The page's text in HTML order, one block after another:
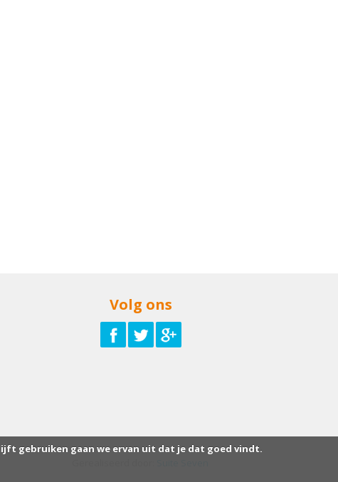
Volg ons
gebruiken gaan we ervan uit dat je dat goed vindt.